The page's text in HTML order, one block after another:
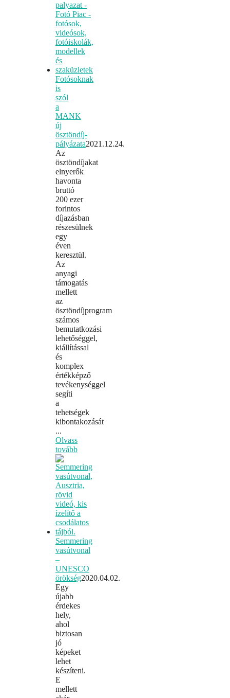
Fotósoknak
is
szól
a
MANK
új
ösztöndíj-
pályázata2021.12.24.
Az
ösztöndíjakat
elnyerők
havonta
bruttó
200 ezer
forintos
díjazásban
részesülnek
egy
éven
keresztül.
Az
anyagi
támogatás
mellett
az
ösztöndíjprogram
számos
bemutatkozási
lehetőséggel,
kiállítással
és
komplex
értékképző
tevékenységgel
segíti
a
tehetségek
kibontakozását
...
Olvass
tovább
Semmering
vasútvonal
–
UNESCO
örökség2020.04.02.
Egy
újabb
érdekes
hely,
ahol
biztosan
jó
képeket
lehet
készíteni.
E
mellett